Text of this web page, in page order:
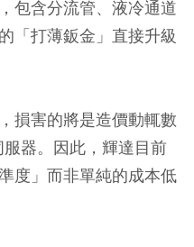
包含分流管、液冷通道
「打薄鈑金」直接升級
損害的將是造價動輒數
器。因此，輝達目前
度」而非單純的成本低